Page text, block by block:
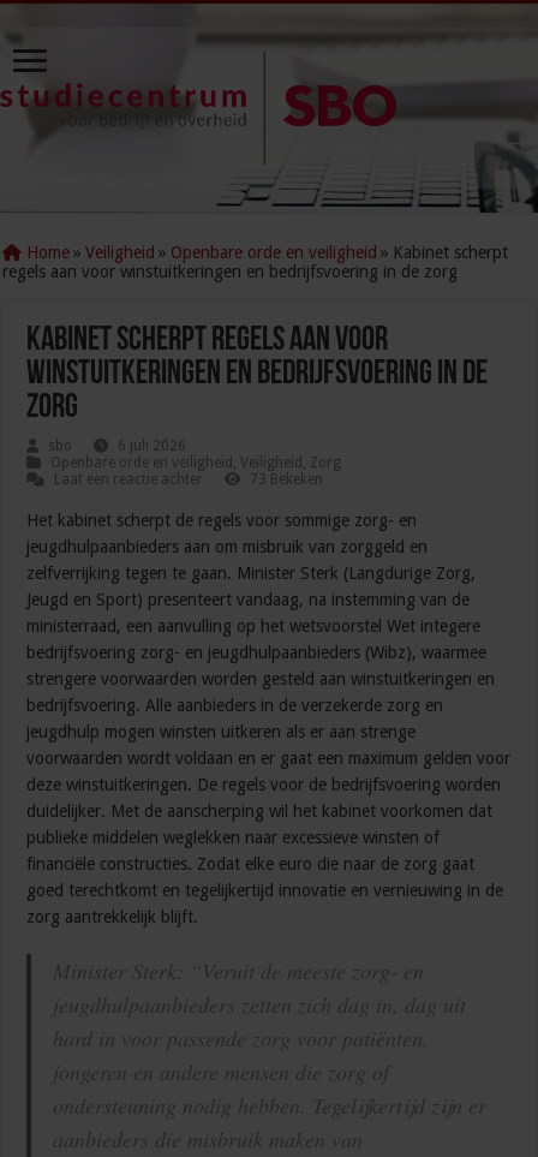
Home » Veiligheid » Openbare orde en veiligheid » Kabinet scherpt
regels aan voor winstuitkeringen en bedrijfsvoering in de zorg
Kabinet scherpt regels aan voor
winstuitkeringen en bedrijfsvoering in de
zorg
sbo
6 juli 2026
Openbare orde en veiligheid ,Veiligheid , Zorg
Laat een reactie achter
73 Bekeken
Het kabinet scherpt de regels voor sommige zorg- en
jeugdhulpaanbieders aan om misbruik van zorggeld en
zelfverrijking tegen te gaan. Minister Sterk (Langdurige Zorg,
Jeugd en Sport) presenteert vandaag, na instemming van de
ministerraad, een aanvulling op het wetsvoorstel Wet integere
bedrijfsvoering zorg- en jeugdhulpaanbieders (Wibz), waarmee
strengere voorwaarden worden gesteld aan winstuitkeringen en
bedrijfsvoering. Alle aanbieders in de verzekerde zorg en
jeugdhulp mogen winsten uitkeren als er aan strenge
voorwaarden wordt voldaan en er gaat een maximum gelden voor
deze winstuitkeringen. De regels voor de bedrijfsvoering worden
duidelijker. Met de aanscherping wil het kabinet voorkomen dat
publieke middelen weglekken naar excessieve winsten of
financiële constructies. Zodat elke euro die naar de zorg gaat
goed terechtkomt en tegelijkertijd innovatie en vernieuwing in de
zorg aantrekkelijk blijft.
Minister Sterk: “Veruit de meeste zorg- en
jeugdhulpaanbieders zetten zich dag in, dag uit
hard in voor passende zorg voor patiënten,
jongeren en andere mensen die zorg of
ondersteuning nodig hebben. Tegelijkertijd zijn er
aanbieders die misbruik maken van